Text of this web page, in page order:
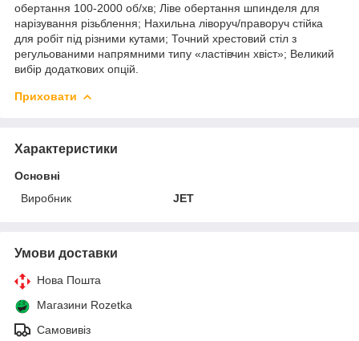
обертання 100-2000 об/хв; Ліве обертання шпинделя для
нарізування різьблення; Нахильна ліворуч/праворуч стійка
для робіт під різними кутами; Точний хрестовий стіл з
регульованими напрямними типу «ластівчин хвіст»; Великий
вибір додаткових опцій.
Приховати
Характеристики
Основні
Виробник
JET
Умови доставки
Нова Пошта
Магазини Rozetka
Самовивіз